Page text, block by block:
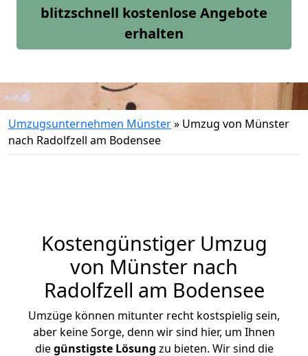
blitzschnell kostenlose Angebote
erhalten
Umzugsunternehmen Münster» Umzug von Münster
nach Radolfzell am Bodensee
Kostengünstiger Umzug
von Münster nach
Radolfzell am Bodensee
Umzüge können mitunter recht kostspielig sein,
aber keine Sorge, denn wir sind hier, um Ihnen
diegünstigste Lösung zu bieten. Wir sind die